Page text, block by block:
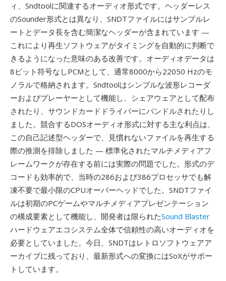
ィ、Sndtoolに関連するオーディオ形式です。ヘッダーレス
のSounder形式とは異なり、SNDTファイルにはサンプルレ
ートとデータ長を含む簡潔なヘッダーが含まれています —
これにより再生ソフトウェアがタイミングを自動的に判断で
きるようになった意味のある改善です。オーディオデータは
8ビット符号なしPCMとして、通常8000から22050 Hzのモ
ノラルで格納されます。Sndtoolはシンプルな波形レコーダ
ーおよびプレーヤーとして機能し、シェアウェアとして配布
されたり、サウンドカードドライバーにバンドルされたりし
ました。競合するDOSオーディオ形式に対する主な利点は、
この自己記述型ヘッダーで、見慣れないファイルを再生する
際の推測を排除しました — 標準化されたマルチメディアフ
レームワークが存在する前には実際の問題でした。形式のデ
コードも効率的で、当時の286および386プロセッサでも解
凍不要で最小限のCPUオーバーヘッドでした。SNDTファイ
ルは初期のPCゲームやマルチメディアプレゼンテーション
の構成要素として機能し、開発者は限られたSound Blaster
ハードウェアエコシステム全体で信頼性の高いオーディオを
必要としていました。今日、SNDTはレトロソフトウェアア
ーカイブに残っており、最新形式への変換にはSoXがサポー
トしています。